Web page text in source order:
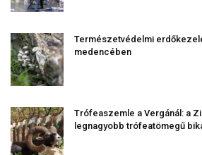
Természetvédelmi
medencében
Trófeaszemle a Vergánál: a
legnagyobb trófeatömegű